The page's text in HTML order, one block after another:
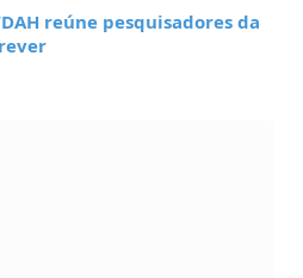
reúne pesquisadores da